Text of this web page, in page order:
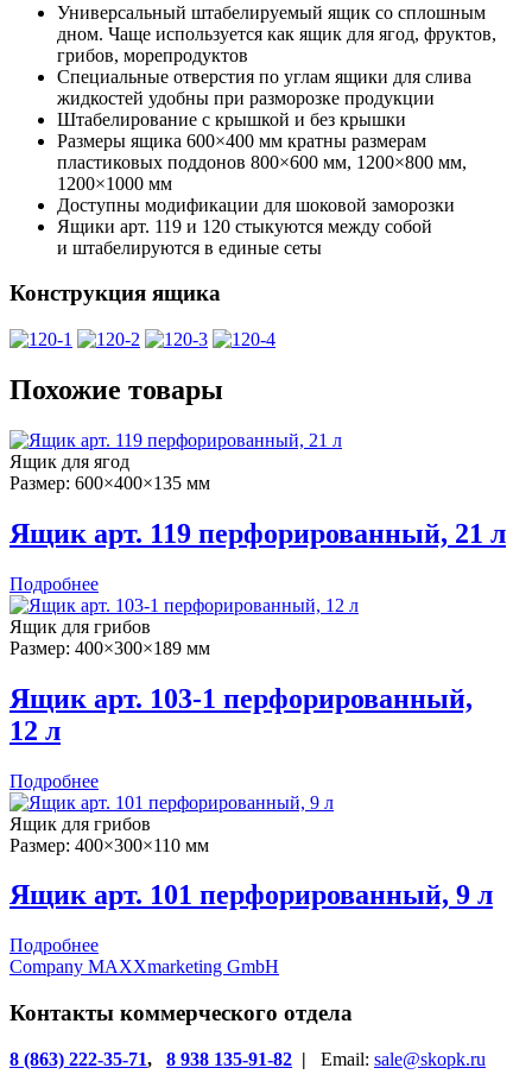
Универсальный штабелируемый ящик со сплошным
дном. Чаще используется как ящик для ягод, фруктов,
грибов, морепродуктов
Специальные отверстия по углам ящики для слива
жидкостей удобны при разморозке продукции
Штабелирование с крышкой и без крышки
Размеры ящика 600×400 мм кратны размерам
пластиковых поддонов 800×600 мм, 1200×800 мм,
1200×1000 мм
Доступны модификации для шоковой заморозки
Ящики арт. 119 и 120 стыкуются между собой
и штабелируются в единые сеты
Конструкция ящика
Похожие товары
Ящик для ягод
Размер: 600×400×135 мм
Ящик арт. 119 перфорированный, 21 л
Подробнее
Ящик для грибов
Размер: 400×300×189 мм
Ящик арт. 103-1 перфорированный,
12 л
Подробнее
Ящик для грибов
Размер: 400×300×110 мм
Ящик арт. 101 перфорированный, 9 л
Подробнее
Company MAXXmarketing GmbH
Контакты коммерческого отдела
8 (863) 222-35-71, 8 938 135-91-82 | Email: sale@skopk.ru